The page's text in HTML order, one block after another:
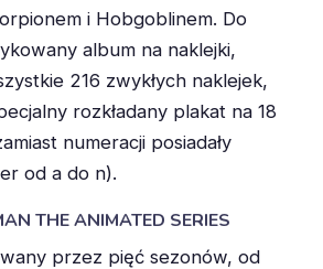
i Hobgoblinem. Do
album na naklejki,
216 zwykłych naklejek,
rozkładany plakat na 18
numeracji posiadały
od a do n).
THE ANIMATED SERIES
przez pięć sezonów, od